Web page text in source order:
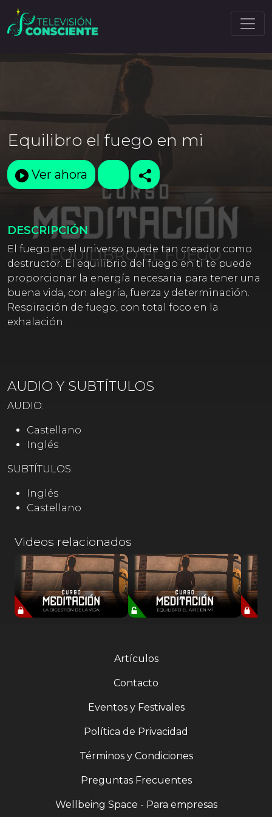
Equilibro el fuego en mi
Ver ahora
DESCRIPCIÓN
El fuego en el universo puede tan creador como
destructor. El equilibrio del fuego en ti te puede
proporcionar la energía necesaria para tener una
buena vida, con alegría, fuerza y determinación.
Respiración de fuego, con total foco en la
exhalación.
AUDIO Y SUBTÍTULOS
AUDIO:
Castellano
Inglés
SUBTÍTULOS:
Inglés
Castellano
Videos relacionados
Artículos
Contacto
Eventos y Festivales
Política de Privacidad
Términos y Condiciones
Preguntas Frecuentes
Wellbeing Space - Para empresas